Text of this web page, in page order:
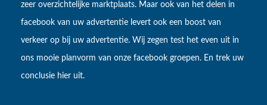
zeer overzichtelijke marktplaats. Maar ook van het delen in
facebook van uw advertentie levert ook een boost van
verkeer op bij uw advertentie. Wij zegen test het even uit in
ons mooie planvorm van onze facebook groepen. En trek uw
conclusie hier uit.